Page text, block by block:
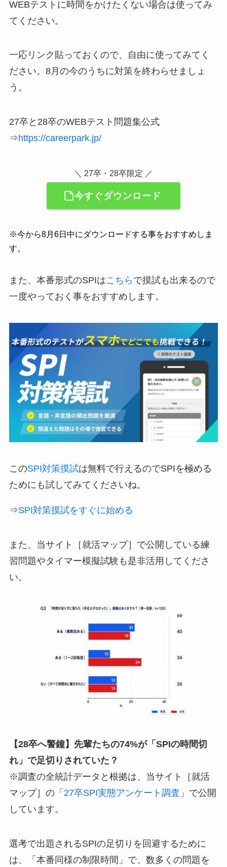
WEBテストに時間をかけたくない場合は使ってみ
てください。
一応リンク貼っておくので、自由に使ってみてく
ださい。8月の今のうちに対策を終わらせましょ
う。
27卒と28卒のWEBテスト問題集公式
⇒https://careerpark.jp/
＼ 27卒・28卒限定 ／
今すぐダウンロード
※今から8月6日中にダウンロードする事をおすすめしま
す。
また、本番形式のSPIはこちら で摸試も出来るので
一度やっておく事をおすすめします。
このSPI対策摸試は無料で行えるのでSPIを極める
ためにも試してみてくださいね。
⇒SPI対策摸試をすぐに始める
また、当サイト［就活マップ］で公開している練
習問題やタイマー模擬試験も是非活用してくださ
い。
【28卒へ警鐘】先輩たちの74%が「SPIの時間切
れ」で足切りされていた？
※調査の全統計データと根拠は、当サイト［就活
マップ］の「 27卒SPI実態アンケート調査 」で公開
しています。
選考で出題されるSPIの足切りを回避するために
は、「本番同様の制限時間」で、数多くの問題を